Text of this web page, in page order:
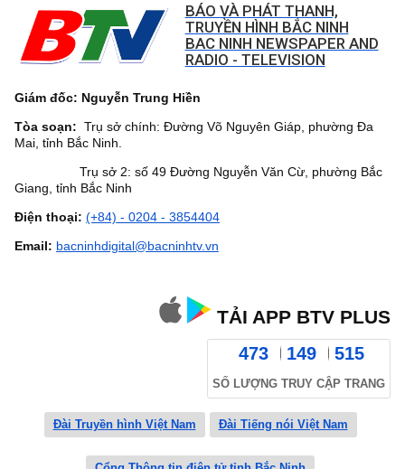
BÁO VÀ PHÁT THANH,
TRUYỀN HÌNH BẮC NINH
BAC NINH NEWSPAPER AND
RADIO - TELEVISION
Giám đốc: Nguyễn Trung Hiền
Tòa soạn: Trụ sở chính: Đường Võ Nguyên Giáp, phường Đa
Mai, tỉnh Bắc Ninh.
Trụ sở 2: số 49 Đường Nguyễn Văn Cừ, phường Bắc
Giang, tỉnh Bắc Ninh
Điện thoại: (+84) - 0204 - 3854404
Email: bacninhdigital@bacninhtv.vn
TẢI APP BTV PLUS
473 149 515
SỐ LƯỢNG TRUY CẬP TRANG
Đài Truyền hình Việt Nam Đài Tiếng nói Việt Nam